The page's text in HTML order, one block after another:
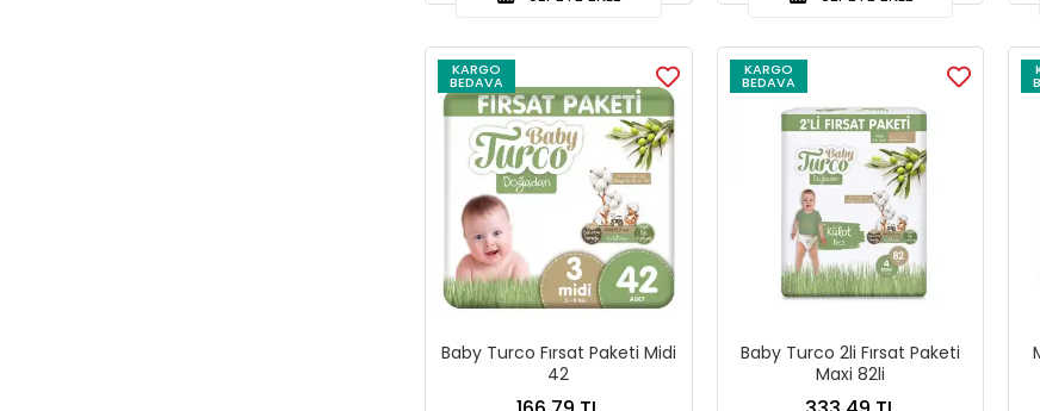
KARGO
BEDAVA
Baby Turco Fırsat Paketi Midi
42
KARGO
BEDAVA
Baby Turco 2li Fırsat Paketi
Maxi 82li